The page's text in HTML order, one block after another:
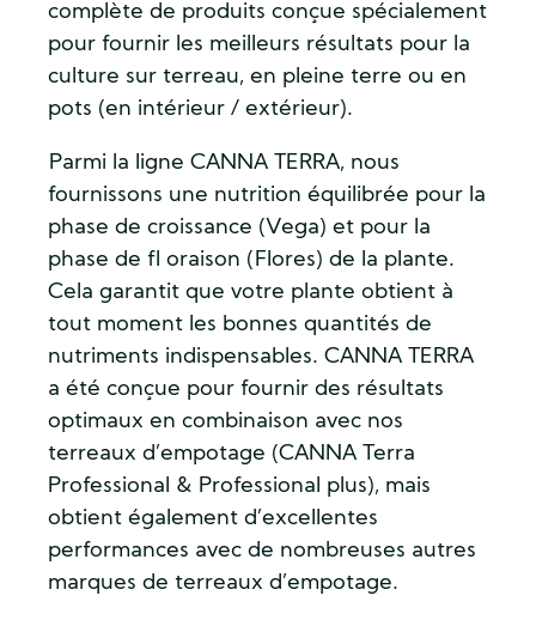
complète de produits conçue spécialement
pour fournir les meilleurs résultats pour la
culture sur terreau, en pleine terre ou en
pots (en intérieur / extérieur).
Parmi la ligne CANNA TERRA, nous
fournissons une nutrition équilibrée pour la
phase de croissance (Vega) et pour la
phase de fl oraison (Flores) de la plante.
Cela garantit que votre plante obtient à
tout moment les bonnes quantités de
nutriments indispensables. CANNA TERRA
a été conçue pour fournir des résultats
optimaux en combinaison avec nos
terreaux d’empotage (CANNA Terra
Professional & Professional plus), mais
obtient également d’excellentes
performances avec de nombreuses autres
marques de terreaux d’empotage.